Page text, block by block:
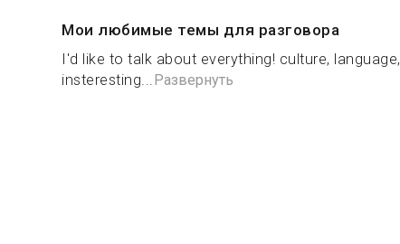
Мои любимые темы для разговора
I'd like to talk about everything! culture, language,
insteresting...Развернуть